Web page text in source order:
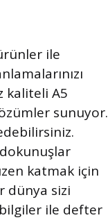
ile
kaliteli A5
sunuyor.
katmak için
dünya sizi
bilgiler ile defter